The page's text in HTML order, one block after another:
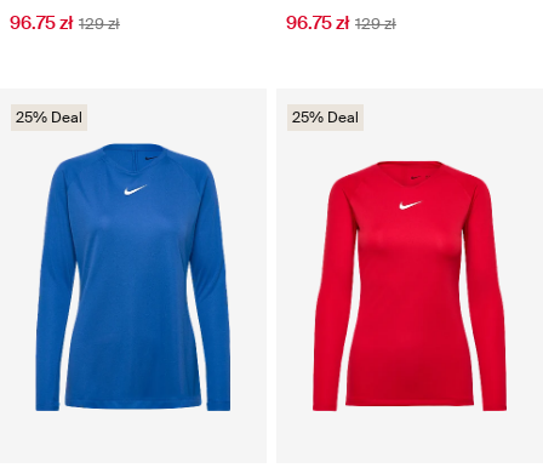
96.75 zł 129 zł 96.75 zł 129 zł
25% Deal 25% Deal